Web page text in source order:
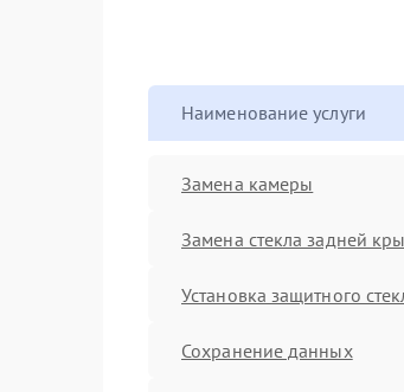
Наименование услуги
Замена камеры
Замена стекла задней
Установка защитного
Сохранение данных